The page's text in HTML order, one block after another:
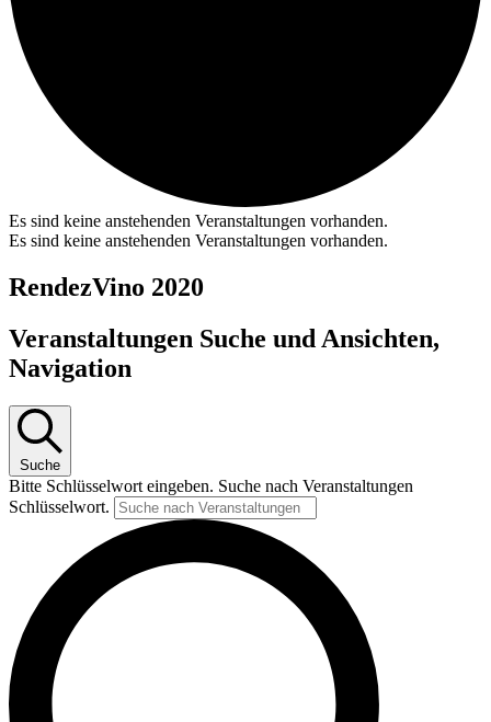
Es sind keine anstehenden Veranstaltungen vorhanden.
Es sind keine anstehenden Veranstaltungen vorhanden.
RendezVino 2020
Veranstaltungen Suche und Ansichten,
Navigation
Suche
Bitte Schlüsselwort eingeben. Suche nach Veranstaltungen
Schlüsselwort.